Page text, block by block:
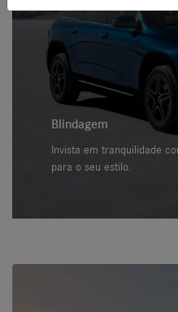
Blindagem
Invista em tranquilidade
para o seu estilo.